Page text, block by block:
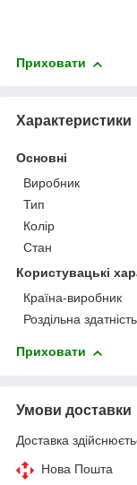
Приховати
Характеристики
Основні
Виробник
Тип
Колір
Стан
Користувацькі
Країна-виробник
Роздільна
Приховати
Умови доставки
Доставка
Нова Пошта